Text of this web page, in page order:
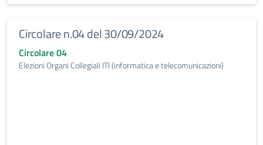
Circolare n.04 del 30/09/2024
Circolare 04
Elezioni Organi Collegiali ITI (informatica e telecomunicazioni)